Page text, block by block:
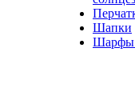
Шапки
Шарфы